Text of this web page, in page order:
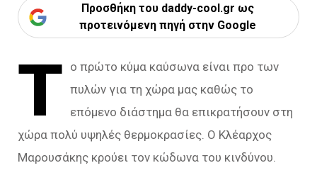
Προσθήκη του daddy-cool.gr ως
προτεινόμενη πηγή στην Google
Τ ο πρώτο κύμα καύσωνα είναι προ των
πυλών για τη χώρα μας καθώς το
επόμενο διάστημα θα επικρατήσουν στη
χώρα πολύ υψηλές θερμοκρασίες. Ο Κλέαρχος
Μαρουσάκης κρούει τον κώδωνα του κινδύνου.